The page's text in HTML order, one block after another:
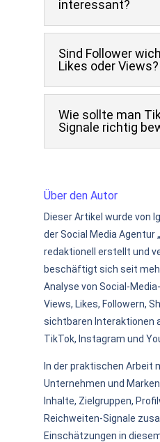
interessant?
Sind Follower
Likes oder Views?
Wie sollte man
Signale richtig
Über den Autor
Dieser Artikel wurde von
der Social Media Agentur
redaktionell erstellt und
beschäftigt sich seit
Analyse von Social-
Views, Likes, Followern,
sichtbaren Interaktionen
TikTok, Instagram und
In der praktischen Arbeit
Unternehmen und
Inhalte, Zielgruppen,
Reichweiten-Signale
Einschätzungen in